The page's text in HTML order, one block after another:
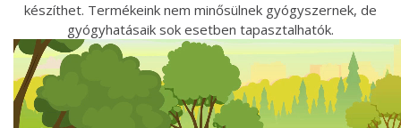
készíthet. Termékeink nem minősülnek gyógyszernek, de
gyógyhatásaik sok esetben tapasztalhatók.